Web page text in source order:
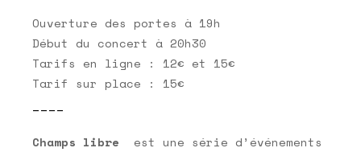
Ouverture des portes à 19h
Début du concert à 20h30
Tarifs en ligne : 12€ et 15€
Tarif sur place : 15€
Champs libre
est une série d’événements